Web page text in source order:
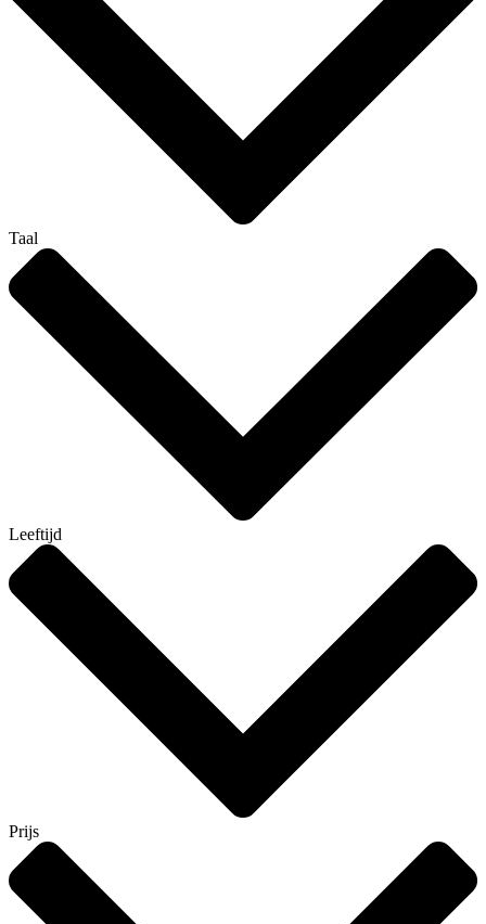
Taal
Leeftijd
Prijs